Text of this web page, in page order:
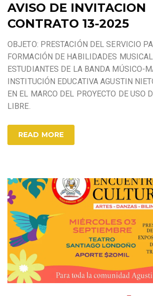
AVISO DE INVITACION
CONTRATO 13-2025
OBJETO: PRESTACIÓN DEL SERVICIO
FORMACIÓN DE HABILIDADES
ESTUDIANTES DE LA BANDA MÚSICO-
INSTITUCIÓN EDUCATIVA AGUSTIN
EN EL MARCO DEL PROYECTO DE USO
LIBRE.
READ MORE